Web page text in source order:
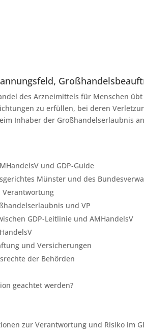
des Arzneimittels für Menschen
zu erfüllen, bei deren
Inhaber der Großhandelserlaubnis
und GDP-Guide
Münster und des
Verantwortung
und VP
GDP-Leitlinie und AMHandelsV
und Versicherungen
der Behörden
geachtet werden?
zur Verantwortung und Risiko im